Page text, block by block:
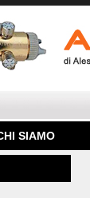
SIAMO